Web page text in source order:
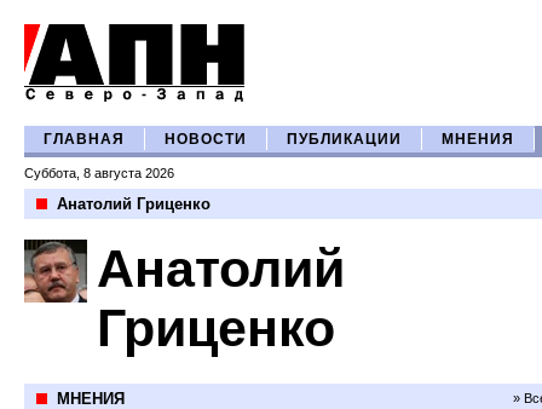
ГЛАВНАЯ НОВОСТИ ПУБЛИКАЦИИ МНЕНИЯ
Суббота, 8 августа 2026
Анатолий Гриценко
Анатолий
Гриценко
МНЕНИЯ »